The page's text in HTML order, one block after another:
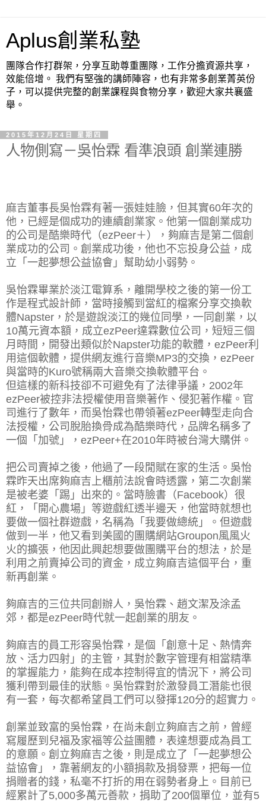
Aplus創業私塾
團隊合作打群架，分享互助尊重團隊，工作分擔資源共享，
效能倍增。 我們有堅強的講師陣容，也有非常多創業菁英份
子，可以提供完整的創業課程與食物分享，歡迎大家共襄盛
舉。
2015年12月24日 星期四
人物側寫－吳怡霖 看準浪頭 創業連勝
麻吉董事長吳怡霖有著一張娃娃臉，但其實60年次的
他，已經是個成功的連續創業家。他第一個創業成功
的公司是酷樂時代（ezPeer＋），夠麻吉是第二個創
業成功的公司。創業成功後，他也不忘投身公益，成
立「一起夢想公益協會」幫助幼小弱勢。
吳怡霖畢業於淡江電算系，離開學校之後的第一份工
作是程式設計師，當時接觸到當紅的檔案分享交換軟
體Napster，於是遊說淡江的幾位同學，一同創業，以
10萬元資本額，成立ezPeer達霖數位公司，短短三個
月時間，開發出類似於Napster功能的軟體，ezPeer利
用這個軟體，提供網友進行音樂MP3的交換，ezPeer
與當時的Kuro號稱兩大音樂交換軟體平台。
但這樣的新科技卻不可避免有了法律爭議，2002年
ezPeer被控非法授權使用音樂著作、侵犯著作權。官
司進行了數年，而吳怡霖也帶領著ezPeer轉型走向合
法授權，公司脫胎換骨成為酷樂時代，品牌名稱多了
一個「加號」，ezPeer+在2010年時被台灣大購併。
把公司賣掉之後，他過了一段閒賦在家的生活。吳怡
霖昨天出席夠麻吉上櫃前法說會時透露，第二次創業
是被老婆「踢」出來的。當時臉書（Facebook）很
紅，「開心農場」等遊戲紅透半邊天，他當時就想也
要做一個社群遊戲，名稱為「我要做總統」。但遊戲
做到一半，他又看到美國的團購網站Groupon風風火
火的擴張，他因此興起想要做團購平台的想法，於是
利用之前賣掉公司的資金，成立夠麻吉這個平台，重
新再創業。
夠麻吉的三位共同創辦人，吳怡霖、趙文潔及涂孟
郊，都是ezPeer時代就一起創業的朋友。
夠麻吉的員工形容吳怡霖，是個「創意十足、熱情奔
放、活力四射」的主管，其對於數字管理有相當精準
的掌握能力，能夠在成本控制得宜的情況下，將公司
獲利帶到最佳的狀態。吳怡霖對於激發員工潛能也很
有一套，每次都希望員工們可以發揮120分的超實力。
創業並致富的吳怡霖，在尚未創立夠麻吉之前，曾經
寫履歷到兒福及家福等公益團體，表達想要成為員工
的意願。創立夠麻吉之後，則是成立了「一起夢想公
益協會」，靠著網友的小額捐款及捐發票，把每一位
捐贈者的錢，私毫不打折的用在弱勢者身上。目前已
經累計了5,000多萬元善款，捐助了200個單位，並有5